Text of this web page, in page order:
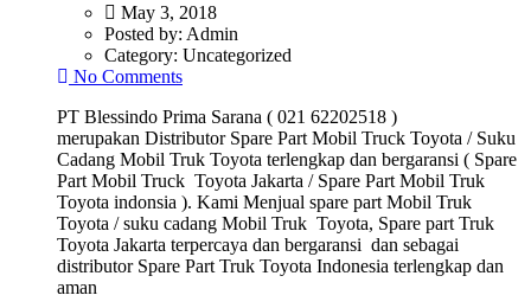
May 3, 2018
Posted by: Admin
Category: Uncategorized
No Comments
PT Blessindo Prima Sarana ( 021 62202518 )
merupakan Distributor Spare Part Mobil Truck Toyota / Suku
Cadang Mobil Truk Toyota terlengkap dan bergaransi ( Spare
Part Mobil Truck Toyota Jakarta / Spare Part Mobil Truk
Toyota indonsia ). Kami Menjual spare part Mobil Truk
Toyota / suku cadang Mobil Truk Toyota, Spare part Truk
Toyota Jakarta terpercaya dan bergaransi dan sebagai
distributor Spare Part Truk Toyota Indonesia terlengkap dan
aman